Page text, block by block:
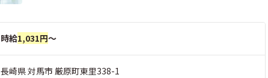
時給1,031円～
長崎県 対馬市 厳原町東里338-1